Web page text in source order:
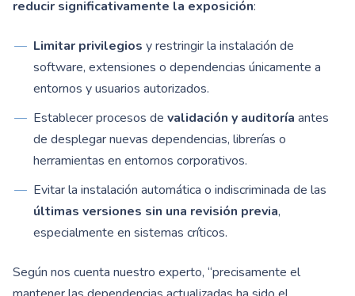
reducir significativamente la exposición:
Limitar privilegios y restringir la instalación de
software, extensiones o dependencias únicamente a
entornos y usuarios autorizados.
Establecer procesos de validación y auditoría antes
de desplegar nuevas dependencias, librerías o
herramientas en entornos corporativos.
Evitar la instalación automática o indiscriminada de las
últimas versiones sin una revisión previa,
especialmente en sistemas críticos.
Según nos cuenta nuestro experto, “precisamente el